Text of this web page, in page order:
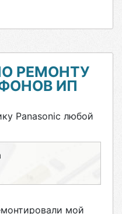
РЕМОНТУ
ИП
Panasonic любой
мой